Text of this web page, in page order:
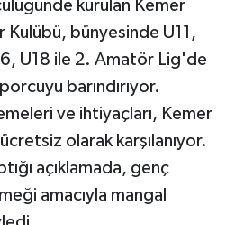
kurulan Kemer
Kulübü, bünyesinde U11,
U18 ile 2. Amatör Lig'de
barındırıyor.
ve ihtiyaçları, Kemer
olarak karşılanıyor.
açıklamada, genç
amacıyla mangal